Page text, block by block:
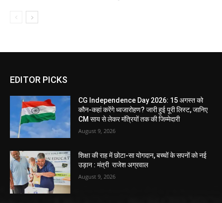
EDITOR PICKS
CG Independence Day 2026: 15 अगस्त को
कौन-कहां करेंगे ध्वजारोहण? जारी हुई पूरी लिस्ट, जानिए
CM साय से लेकर मंत्रियों तक की जिम्मेदारी
August 9, 2026
शिक्षा की राह में छोटा-सा योगदान, बच्चों के सपनों को नई
उड़ान : मंत्री राजेश अग्रवाल
August 9, 2026